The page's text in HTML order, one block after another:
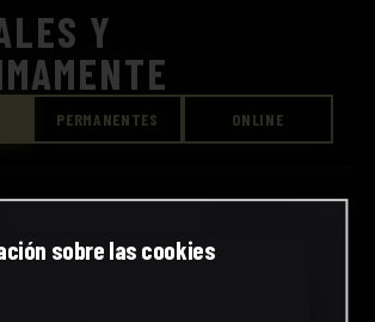
Y
PERMANENTES ONLINE
sobre las cookies